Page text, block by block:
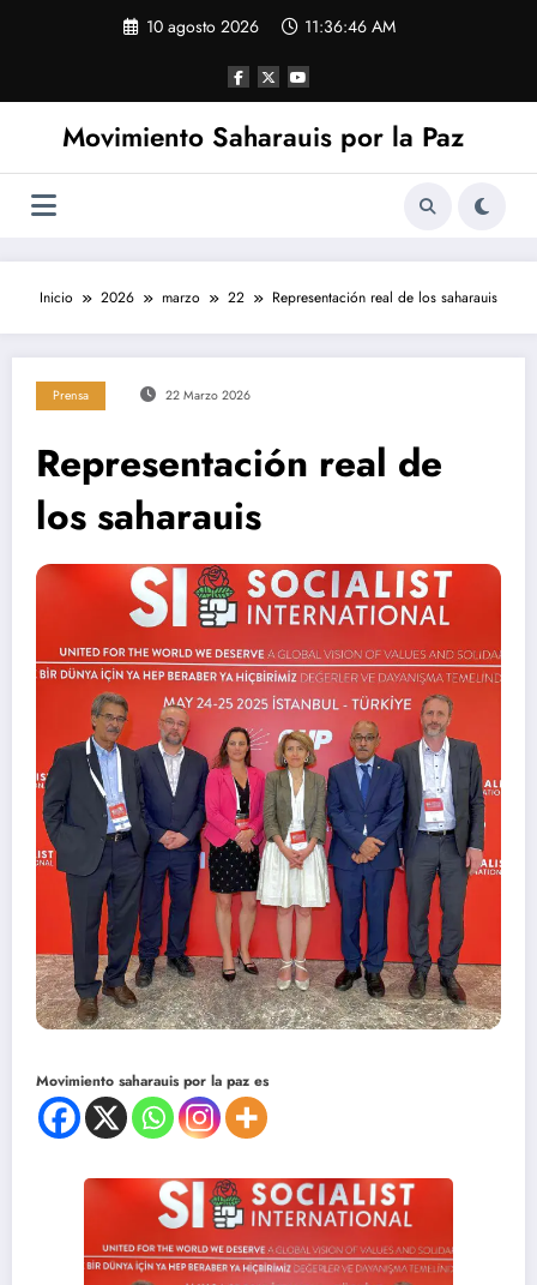
10 agosto 2026 11:36:47 AM
Movimiento Saharauis por la Paz
Inicio 2026 marzo 22 Representación real de los saharauis
Prensa 22 Marzo 2026
Representación real de
los saharauis
Movimiento saharauis por la paz es